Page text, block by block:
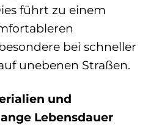
führt zu einem
bei schneller
unebenen Straßen.
und
Lebensdauer